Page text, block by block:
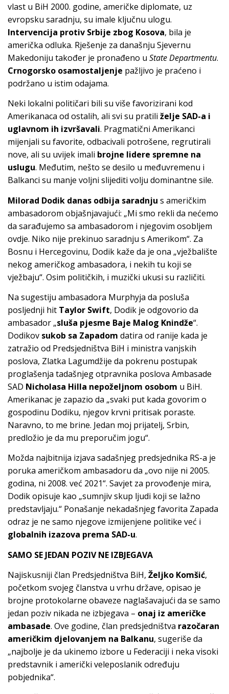
vlast u BiH 2000. godine, američke diplomate, uz
evropsku saradnju, su imale ključnu ulogu.
Intervencija protiv Srbije zbog Kosova, bila je
američka odluka. Rješenje za današnju Sjevernu
Makedoniju također je pronađeno u State Departmentu.
Crnogorsko osamostaljenje pažljivo je praćeno i
podržano u istim odajama.
Neki lokalni političari bili su više favorizirani kod
Amerikanaca od ostalih, ali svi su pratili želje SAD-a i
uglavnom ih izvršavali. Pragmatični Amerikanci
mijenjali su favorite, odbacivali potrošene, regrutirali
nove, ali su uvijek imali brojne lidere spremne na
uslugu. Međutim, nešto se desilo u međuvremenu i
Balkanci su manje voljni slijediti volju dominantne sile.
Milorad Dodik danas odbija saradnju s američkim
ambasadorom objašnjavajući: „Mi smo rekli da nećemo
da sarađujemo sa ambasadorom i njegovim osobljem
ovdje. Niko nije prekinuo saradnju s Amerikom“. Za
Bosnu i Hercegovinu, Dodik kaže da je ona „vježbalište
nekog američkog ambasadora, i nekih tu koji se
vježbaju“. Osim političkih, i muzički ukusi su različiti.
Na sugestiju ambasadora Murphyja da posluša
posljednji hit Taylor Swift, Dodik je odgovorio da
ambasador „sluša pjesme Baje Malog Knindže“.
Dodikov sukob sa Zapadom datira od ranije kada je
zatražio od Predsjedništva BiH i ministra vanjskih
poslova, Zlatka Lagumdžije da pokrenu postupak
proglašenja tadašnjeg otpravnika poslova Ambasade
SAD Nicholasa Hilla nepoželjnom osobom u BiH.
Amerikanac je zapazio da „svaki put kada govorim o
gospodinu Dodiku, njegov krvni pritisak poraste.
Naravno, to me brine. Jedan moj prijatelj, Srbin,
predložio je da mu preporučim jogu“.
Možda najbitnija izjava sadašnjeg predsjednika RS-a je
poruka američkom ambasadoru da „ovo nije ni 2005.
godina, ni 2008. već 2021“. Savjet za provođenje mira,
Dodik opisuje kao „sumnjiv skup ljudi koji se lažno
predstavljaju.“ Ponašanje nekadašnjeg favorita Zapada
odraz je ne samo njegove izmijenjene politike već i
globalnih izazova prema SAD-u.
SAMO SE JEDAN POZIV NE IZBJEGAVA
Najiskusniji član Predsjedništva BiH, Željko Komšić,
početkom svojeg članstva u vrhu države, opisao je
brojne protokolarne obaveze naglašavajući da se samo
jedan poziv nikada ne izbjegava – onaj iz američke
ambasade. Ove godine, član predsjedništva razočaran
američkim djelovanjem na Balkanu, sugeriše da
„najbolje je da ukinemo izbore u Federaciji i neka visoki
predstavnik i američki veleposlanik određuju
pobjednika“.